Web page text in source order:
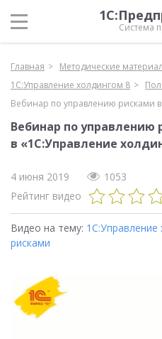
Система
Главная
Методические
1С:Управление холдингом 8
Вебинар по управлению рисками
Вебинар по управлению
в «1С:Управление
4 июня 2019
1053
Рейтинг видео
Видео на тему: 1С:Управление
рисками